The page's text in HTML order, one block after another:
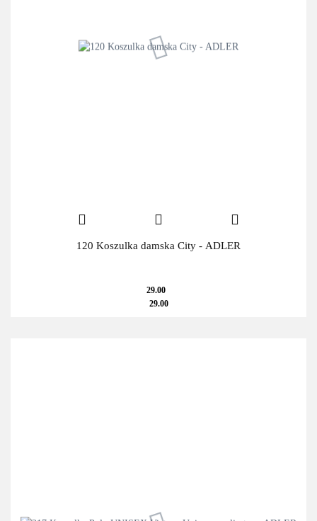
120 Koszulka damska City - ADLER
29.00
29.00